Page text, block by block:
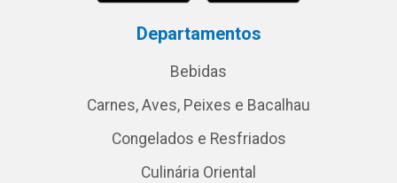
Departamentos
Bebidas
Carnes, Aves, Peixes e Bacalhau
Congelados e Resfriados
Culinária Oriental